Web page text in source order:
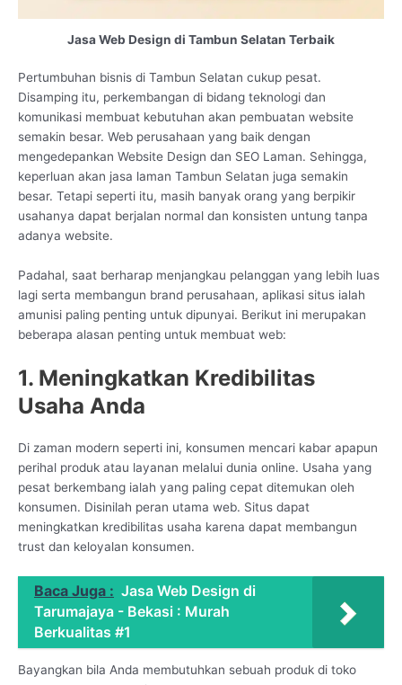
Jasa Web Design di Tambun Selatan Terbaik
Pertumbuhan bisnis di Tambun Selatan cukup pesat.
Disamping itu, perkembangan di bidang teknologi dan
komunikasi membuat kebutuhan akan pembuatan website
semakin besar. Web perusahaan yang baik dengan
mengedepankan Website Design dan SEO Laman. Sehingga,
keperluan akan jasa laman Tambun Selatan juga semakin
besar. Tetapi seperti itu, masih banyak orang yang berpikir
usahanya dapat berjalan normal dan konsisten untung tanpa
adanya website.
Padahal, saat berharap menjangkau pelanggan yang lebih luas
lagi serta membangun brand perusahaan, aplikasi situs ialah
amunisi paling penting untuk dipunyai. Berikut ini merupakan
beberapa alasan penting untuk membuat web:
1. Meningkatkan Kredibilitas
Usaha Anda
Di zaman modern seperti ini, konsumen mencari kabar apapun
perihal produk atau layanan melalui dunia online. Usaha yang
pesat berkembang ialah yang paling cepat ditemukan oleh
konsumen. Disinilah peran utama web. Situs dapat
meningkatkan kredibilitas usaha karena dapat membangun
trust dan keloyalan konsumen.
Baca Juga : Jasa Web Design di
Tarumajaya - Bekasi : Murah
Berkualitas #1
Bayangkan bila Anda membutuhkan sebuah produk di toko